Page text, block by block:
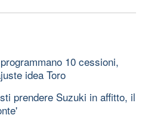
10 cessioni,
idea Toro
prendere Suzuki in affitto, il